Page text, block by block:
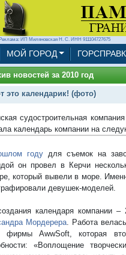
Реклама: ИП Миляновская Н. С. ИНН 911104727675
МОЙ ГОРОД
новостей за 2010 год
это календарик! (фото)
судостроительная
календарь компании на
годудля съемок на
он провел в Керчи
который вывели в море.
девушек-моделей.
календаря компании –
Мордерера. Работа
фирмы AwwSoft, которая
«Воплощение